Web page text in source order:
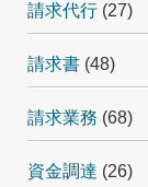
請求代行 (27)
請求書 (48)
請求業務 (68)
資金調達 (26)